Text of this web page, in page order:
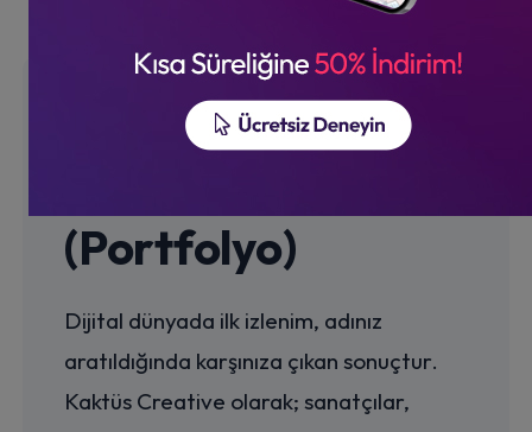
Kişisel Web
(Portfolyo)
Dijital dünyada ilk izlenim, adınız
aratıldığında karşınıza çıkan sonuçtur.
Kaktüs Creative olarak; sanatçılar,